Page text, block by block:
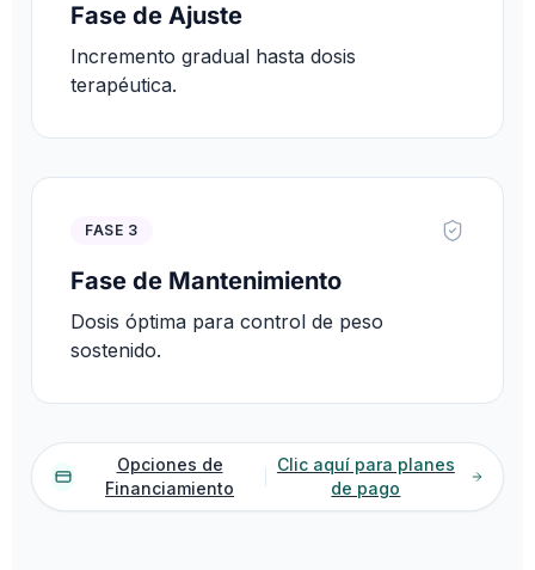
Fase de Ajuste
Incremento gradual hasta dosis
terapéutica.
FASE 3
Fase de Mantenimiento
Dosis óptima para control de peso
sostenido.
Opciones de
Financiamiento
Clic aquí para planes
de pago